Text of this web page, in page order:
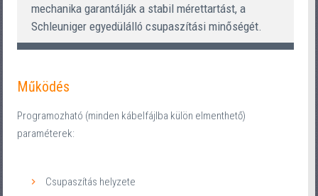
mechanika garantálják a stabil mérettartást, a
Schleuniger egyedülálló csupaszítási minőségét.
Működés
Programozható (minden kábelfájlba külön elmenthető)
paraméterek:
Csupaszítás helyzete